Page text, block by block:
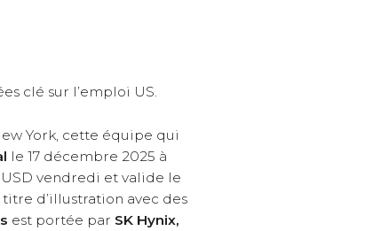
clé sur l’emploi US.
York, cette équipe qui
le 17 décembre 2025 à
USD vendredi et valide le
titre d’illustration avec des
est portée par SK Hynix,